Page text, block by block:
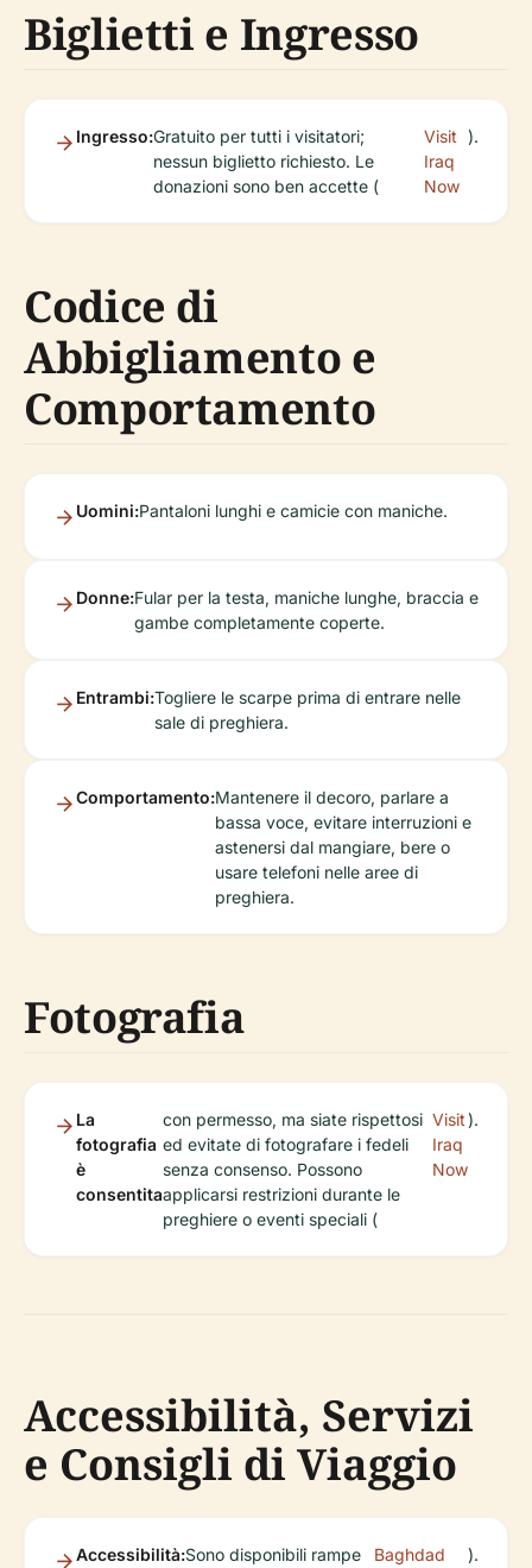
Biglietti e Ingresso
Ingresso:Gratuito per tutti i visitatori;
nessun biglietto richiesto. Le
donazioni sono ben accette (
Visit
Iraq
Now
).
Codice di
Abbigliamento e
Comportamento
Uomini:Pantaloni lunghi e camicie con maniche.
Donne:Fular per la testa, maniche lunghe, braccia e
gambe completamente coperte.
Entrambi:Togliere le scarpe prima di entrare nelle
sale di preghiera.
Comportamento:Mantenere il decoro, parlare a
bassa voce, evitare interruzioni e
astenersi dal mangiare, bere o
usare telefoni nelle aree di
preghiera.
Fotografia
La
fotografia
è
consentita
con permesso, ma siate rispettosi
ed evitate di fotografare i fedeli
senza consenso. Possono
applicarsi restrizioni durante le
preghiere o eventi speciali (
Visit
Iraq
Now
).
Accessibilità, Servizi
e Consigli di Viaggio
Accessibilità:Sono disponibili rampe
Baghdad
).